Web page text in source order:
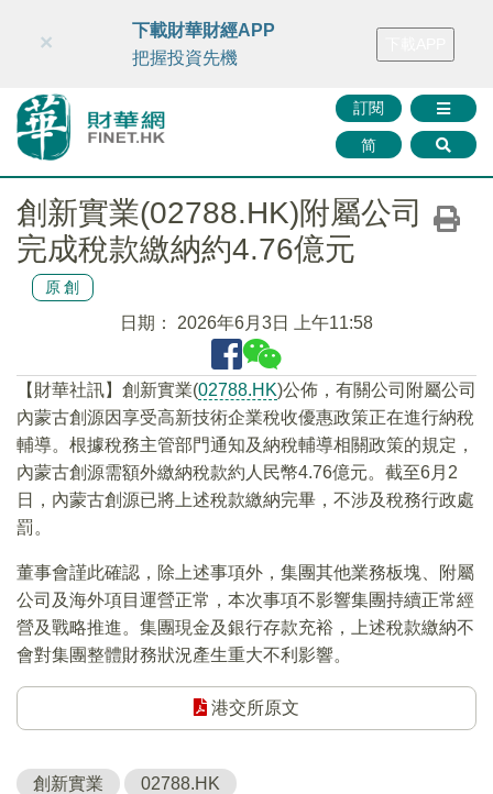
財華智庫網 FINTV FINMETA 財華證券 媒體矩陣
訂閱
简
×
下載財華財經APP
把握投資先機
創新實業(02788.HK)附屬公司
完成稅款繳納約4.76億元
原創
日期： 2026年6月3日 上午11:58
​【財華社訊】創新實業(02788.HK)公佈，有關公司附屬公司
內蒙古創源因享受高新技術企業稅收優惠政策正在進行納稅
輔導。根據稅務主管部門通知及納稅輔導相關政策的規定，
內蒙古創源需額外繳納稅款約人民幣4.76億元。截至6月2
日，內蒙古創源已將上述稅款繳納完畢，不涉及稅務行政處
罰。
董事會謹此確認，除上述事項外，集團其他業務板塊、附屬
公司及海外項目運營正常，本次事項不影響集團持續正常經
營及戰略推進。集團現金及銀行存款充裕，上述稅款繳納不
會對集團整體財務狀況產生重大不利影響。
港交所原文
創新實業 02788.HK